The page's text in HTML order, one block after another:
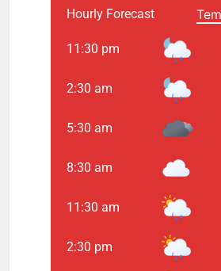
Hourly Forecast
11:30 pm
2:30 am
5:30 am
8:30 am
11:30 am
2:30 pm